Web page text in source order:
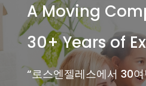
A Moving
30+ Years of
“로스엔젤레스에서 30